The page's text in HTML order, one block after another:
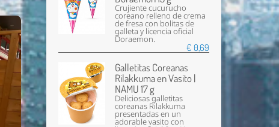
Crujiente cucurucho
coreano relleno de crema
de fresa con bolitas de
galleta y licencia oficial
Doraemon.
€ 0,69
Galletitas Coreanas
Rilakkuma en Vasito |
NAMU 17 g
Deliciosas galletitas
coreanas Rilakkuma
presentadas en un
adorable vasito con